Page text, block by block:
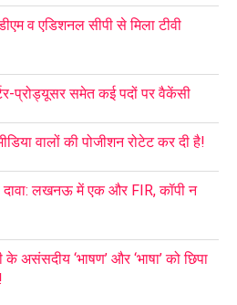
व एडिशनल सीपी से मिला टीवी
प्रोड्यूसर समेत कई पदों पर वैकेंसी
वालों की पोजीशन रोटेट कर दी है!
दावा: लखनऊ में एक और FIR, कॉपी न
असंसदीय ‘भाषण’ और ‘भाषा’ को छिपा